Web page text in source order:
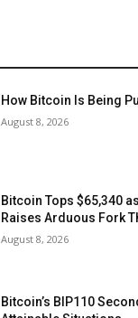
How Bitcoin Is Being
August 8, 2026
Bitcoin Tops $65,340
Raises Arduous Fork
August 8, 2026
Bitcoin’s BIP110